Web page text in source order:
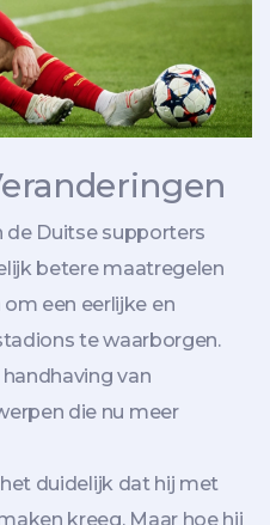
de Duitse supporters
betere maatregelen
een eerlijke en
te waarborgen.
van
die nu meer
duidelijk dat hij met
kreeg. Maar hoe hij